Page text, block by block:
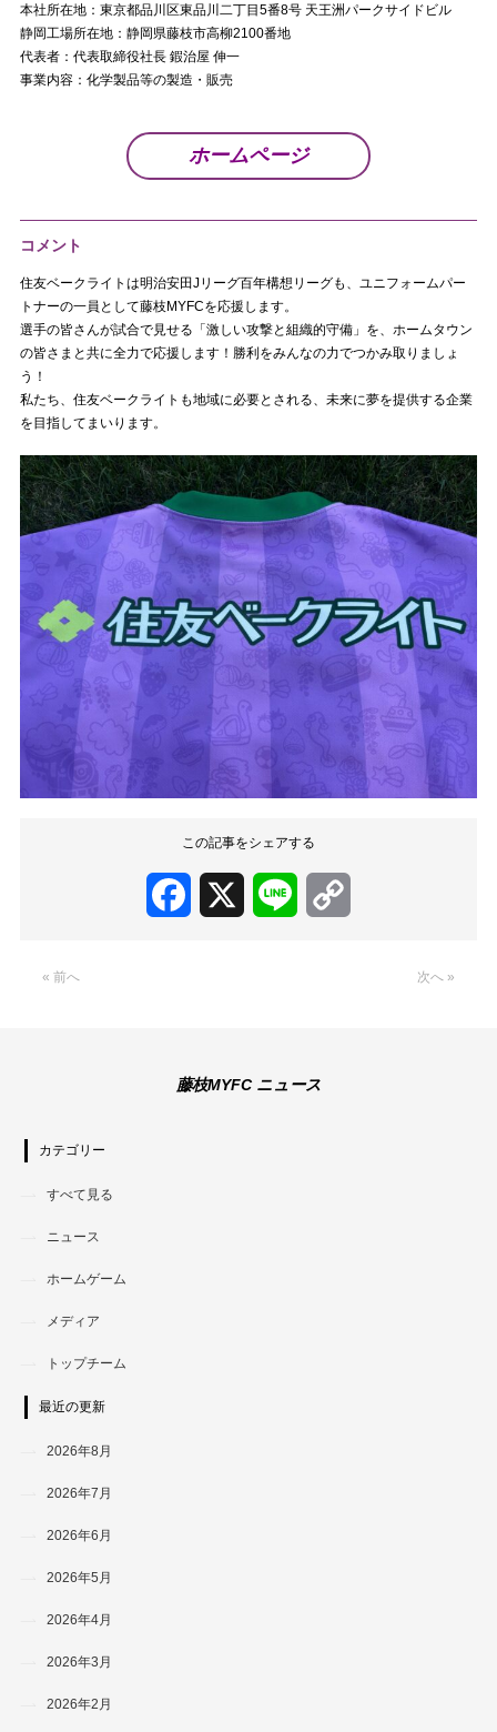
本社所在地：東京都品川区東品川二丁目5番8号 天王洲パークサイドビル
静岡工場所在地：静岡県藤枝市高柳2100番地
代表者：代表取締役社長 鍜治屋 伸一
事業内容：化学製品等の製造・販売
ホームページ
コメント
住友ベークライトは明治安田Jリーグ百年構想リーグも、ユニフォームパー
トナーの一員として藤枝MYFCを応援します。
選手の皆さんが試合で見せる「激しい攻撃と組織的守備」を、ホームタウン
の皆さまと共に全力で応援します！勝利をみんなの力でつかみ取りましょ
う！
私たち、住友ベークライトも地域に必要とされる、未来に夢を提供する企業
を目指してまいります。
この記事をシェアする
Facebook Line
« 前へ 次へ »
藤枝MYFC ニュース
カテゴリー
すべて見る
ニュース
ホームゲーム
メディア
トップチーム
最近の更新
2026年8月
2026年7月
2026年6月
2026年5月
2026年4月
2026年3月
2026年2月